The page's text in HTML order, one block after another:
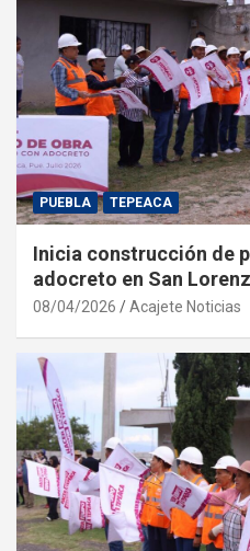
PUEBLA TEPEACA
Inicia construcción de
adocreto en San
08/04/2026 Acajete Noticias